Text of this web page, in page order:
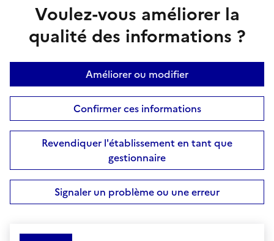
Voulez-vous améliorer la
qualité des informations ?
Améliorer ou modifier
Confirmer ces informations
Revendiquer l'établissement en tant que
gestionnaire
Signaler un problème ou une erreur